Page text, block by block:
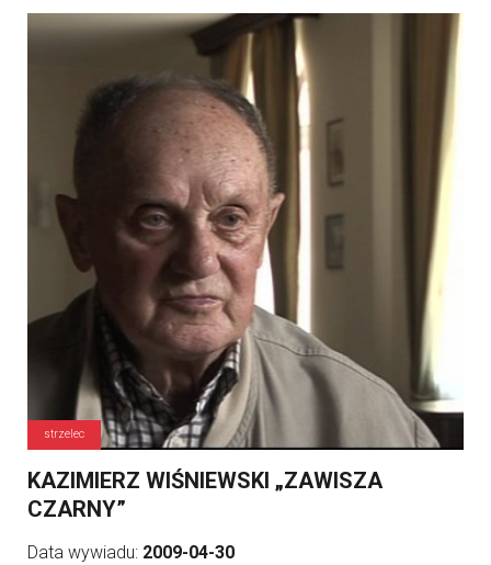
strzelec
KAZIMIERZ WIŚNIEWSKI „ZAWISZA
CZARNY”
Data wywiadu: 2009-04-30